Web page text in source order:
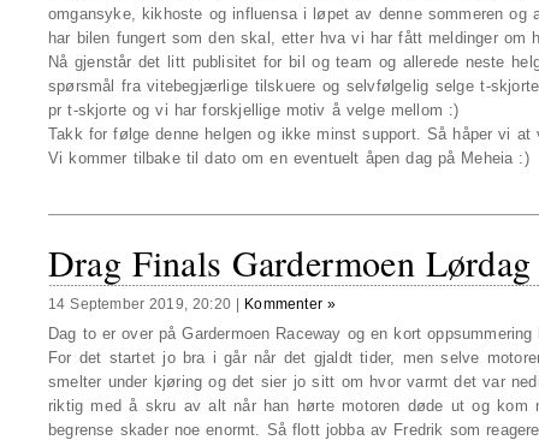
omgansyke, kikhoste og influensa i løpet av denne sommeren
har bilen fungert som den skal, etter hva vi har fått meldinger om
Nå gjenstår det litt publisitet for bil og team og allerede neste
spørsmål fra vitebegjærlige tilskuere og selvfølgelig selge t-
pr t-skjorte og vi har forskjellige motiv å velge mellom :)
Takk for følge denne helgen og ikke minst support. Så håper vi
Vi kommer tilbake til dato om en eventuelt åpen dag på Meheia :)
Drag Finals Gardermoen Lørdag
14 September 2019, 20:20 Kommenter »
Dag to er over på Gardermoen Raceway og en kort oppsummering
For det startet jo bra i går når det gjaldt tider, men selve
smelter under kjøring og det sier jo sitt om hvor varmt det var
riktig med å skru av alt når han hørte motoren døde ut og
begrense skader noe enormt. Så flott jobba av Fredrik som